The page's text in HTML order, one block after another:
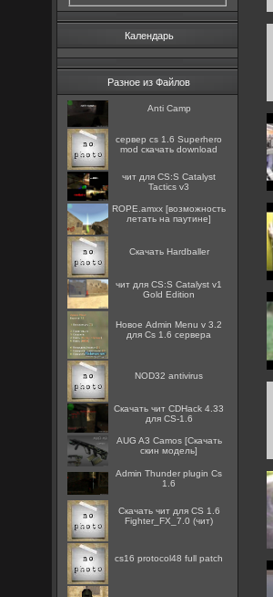
Календарь
Разное из Файлов
Anti Camp
сервер cs 1.6 Superhero
mod скачать download
чит для CS:S Catalyst
Tactics v3
ROPE.amxx [возможность
летать на паутине]
Скачать Hardballer
чит для CS:S Catalyst v1
Gold Edition
Новое Admin Menu v 3.2
для Cs 1.6 сервера
NOD32 antivirus
Скачать чит CDHack 4.33
для CS-1.6
AUG A3 Camos [Скачать
скин модель]
Admin Thunder plugin Cs
1.6
Скачать чит для CS 1.6
Fighter_FX_7.0 (чит)
cs16 protocol48 full patch